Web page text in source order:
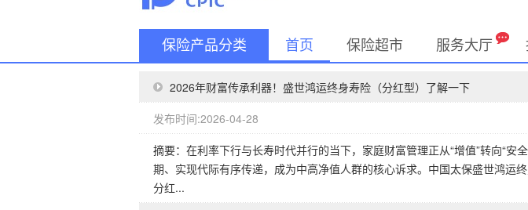
保险产品分类 首页 保险超市 服务大厅
2026年财富传承利器！盛世鸿运终身寿险（分红型）了解一下
发布时间:2026-04-28
摘要：在利率下行与长寿时代并行的当下，家庭财富管理正从“增值”转向“安
期、实现代际有序传递，成为中高净值人群的核心诉求。中国太保盛世鸿运
分红...